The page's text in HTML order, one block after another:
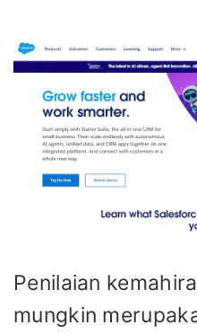
Penilaian
mungkin